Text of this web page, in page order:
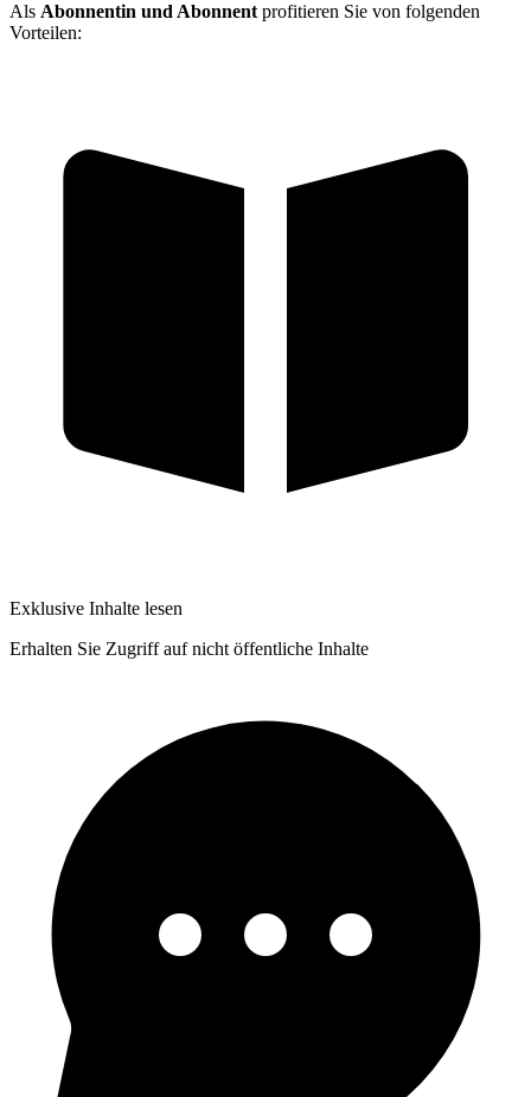
Als Abonnentin und Abonnentprofitieren Sie von folgenden
Vorteilen:
Exklusive Inhalte lesen
Erhalten Sie Zugriff auf nicht öffentliche Inhalte